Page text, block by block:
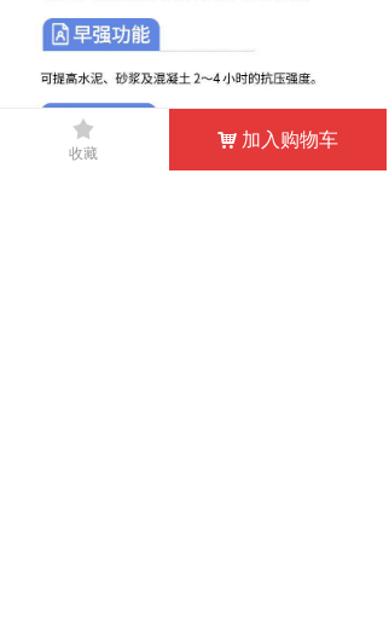
끄
收藏
낙 加入购物车